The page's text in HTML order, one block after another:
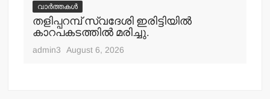
വാർത്തകൾ
തളിപ്പറമ്പ് സ്വദേശി ഇരിട്ടിയില്‍
കാറപകടത്തില്‍ മരിച്ചു.
admin3 August 6, 2026